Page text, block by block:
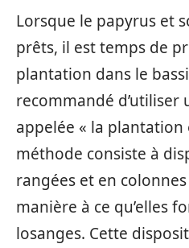
Lorsque le papyrus et
prêts, il est temps de
plantation dans le
recommandé d’utiliser
appelée « la plantation
méthode consiste à
rangées et en
manière à ce qu’elles
losanges. Cette